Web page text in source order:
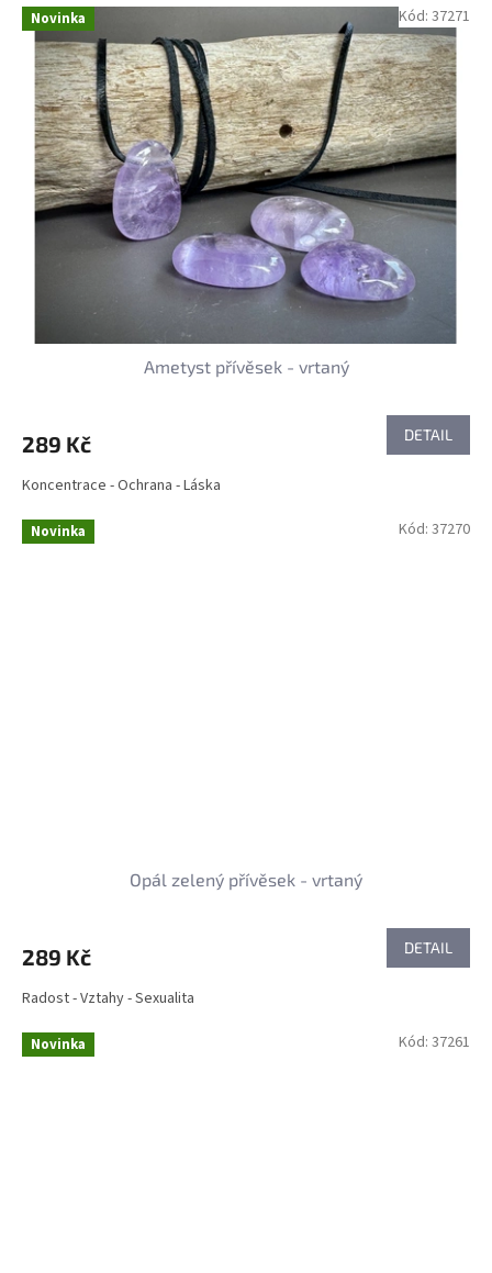
Novinka
Ametyst přívěsek - vrtaný
289 Kč DETAIL
Koncentrace - Ochrana - Láska
Kód: 37271
Novinka
Opál zelený přívěsek - vrtaný
289 Kč DETAIL
Radost - Vztahy - Sexualita
Kód: 37270
Novinka Kód: 37261